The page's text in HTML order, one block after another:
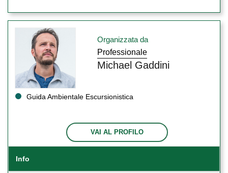
Organizzata da
Professionale
Michael Gaddini
Guida Ambientale Escursionistica
VAI AL PROFILO
Info